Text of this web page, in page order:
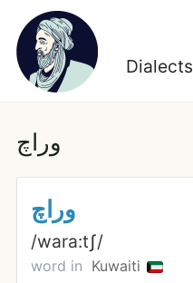
Dialects
وراچ
وراچ
/wara:tʃ/
word in Kuwaiti